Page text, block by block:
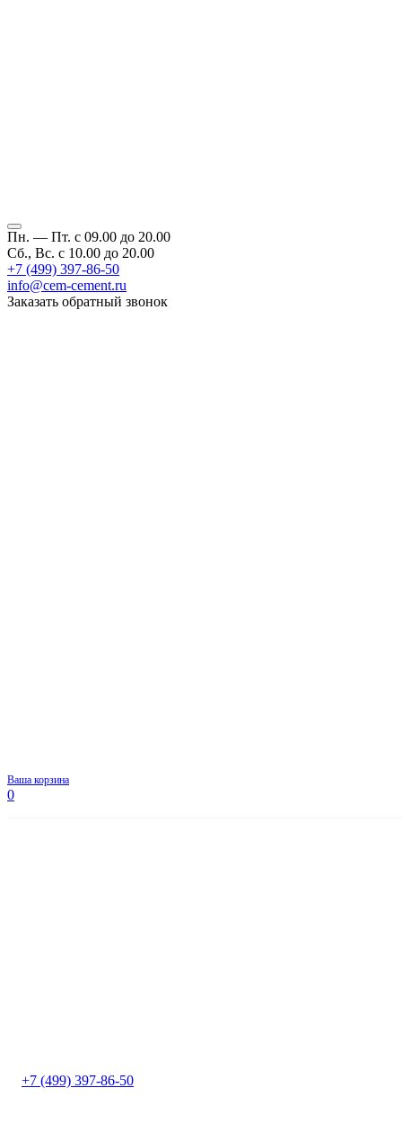
Пн. — Пт. с 09.00 до 20.00
Сб., Вс. с 10.00 до 20.00
+7 (499) 397-86-50
info@cem-cement.ru
Заказать обратный звонок
Ваша корзина
0
+7 (499) 397-86-50